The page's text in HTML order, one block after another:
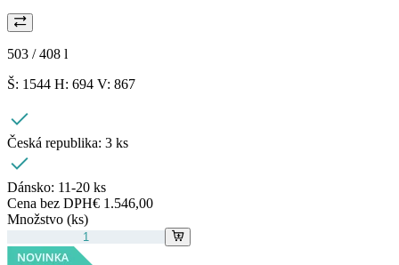
503 / 408 l
Š: 1544 H: 694 V: 867
Česká republika: 3 ks
Dánsko: 11-20 ks
Cena bez DPH€ 1.546,00
Množstvo (ks)